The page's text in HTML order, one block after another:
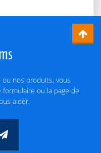
nos produits, vous
ou la page de
aider.